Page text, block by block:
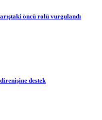
öncü rolü vurgulandı
destek